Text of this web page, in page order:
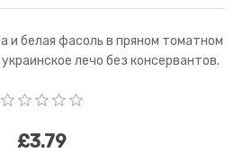
и белая фасоль в пряном томатном
лечо без консервантов.
£3.79